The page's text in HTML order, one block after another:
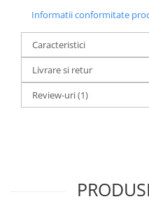
Informatii conformitate
Caracteristici
Livrare si retur
Review-uri(1)